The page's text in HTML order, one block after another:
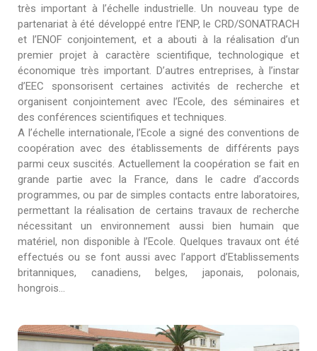
très important à l’échelle industrielle. Un nouveau type de
partenariat à été développé entre l’ENP, le CRD/SONATRACH
et l’ENOF conjointement, et a abouti à la réalisation d’un
premier projet à caractère scientifique, technologique et
économique très important. D’autres entreprises, à l’instar
d’EEC sponsorisent certaines activités de recherche et
organisent conjointement avec l’Ecole, des séminaires et
des conférences scientifiques et techniques.
A l’échelle internationale, l’Ecole a signé des conventions de
coopération avec des établissements de différents pays
parmi ceux suscités. Actuellement la coopération se fait en
grande partie avec la France, dans le cadre d’accords
programmes, ou par de simples contacts entre laboratoires,
permettant la réalisation de certains travaux de recherche
nécessitant un environnement aussi bien humain que
matériel, non disponible à l’Ecole. Quelques travaux ont été
effectués ou se font aussi avec l’apport d’Etablissements
britanniques, canadiens, belges, japonais, polonais,
hongrois…